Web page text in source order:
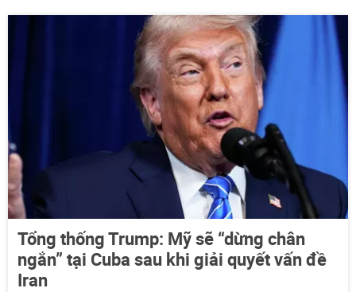
Tổng thống Trump: Mỹ sẽ “dừng chân
ngắn” tại Cuba sau khi giải quyết vấn đề
Iran